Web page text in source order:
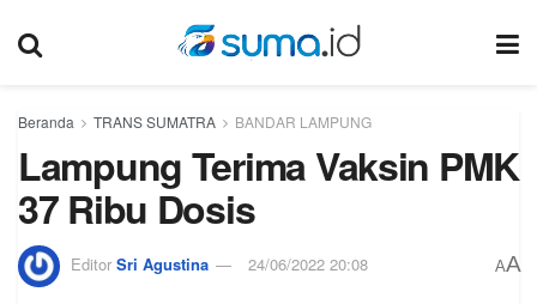
Beranda TRANS SUMATRA BANDAR LAMPUNG
Lampung Terima Vaksin PMK
37 Ribu Dosis
Editor Sri Agustina 24/06/2022 20:08 AA